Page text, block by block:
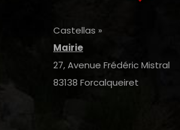
Castellas »
Mairie
27, Avenue Frédéric Mistral
83138 Forcalqueiret